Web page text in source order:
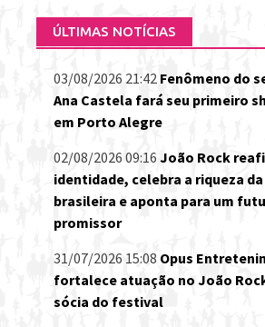
ÚLTIMAS NOTÍCIAS
03/08/2026 21:42 Fenômeno do
Ana Castela fará seu primeiro
em Porto Alegre
02/08/2026 09:16 João Rock
identidade, celebra a riqueza
brasileira e aponta para um
promissor
31/07/2026 15:08 Opus
fortalece atuação no João
sócia do festival